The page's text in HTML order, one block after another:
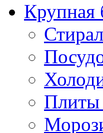
Крупная
Плиты